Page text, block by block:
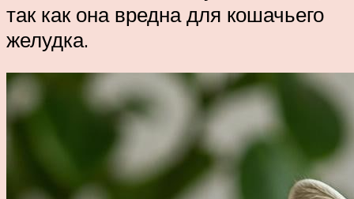
так как она вредна для кошачьего
желудка.